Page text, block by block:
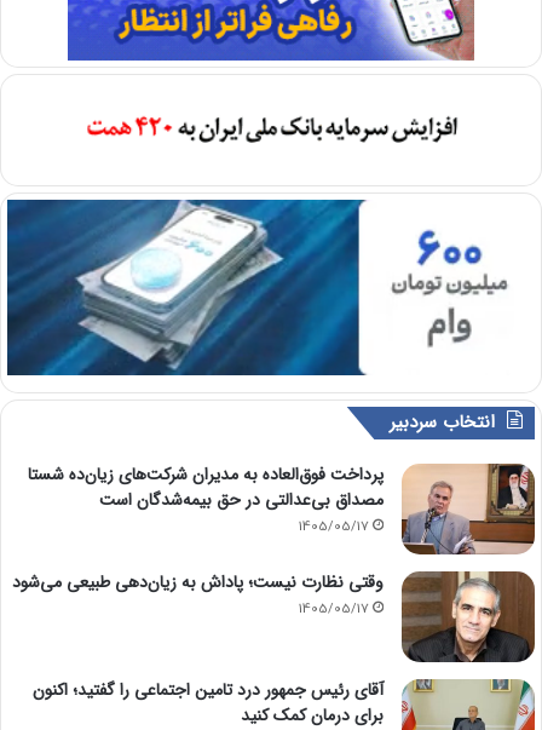
انتخاب سردبیر
پرداخت فوق‌العاده به مدیران شرکت‌های زیان‌ده شستا
مصداق بی‌عدالتی در حق بیمه‌شدگان است
1405/05/17
وقتی نظارت نیست؛ پاداش به زیان‌دهی طبیعی می‌شود
1405/05/17
آقای رئیس جمهور درد تامین اجتماعی را گفتید؛ اکنون
برای درمان کمک کنید